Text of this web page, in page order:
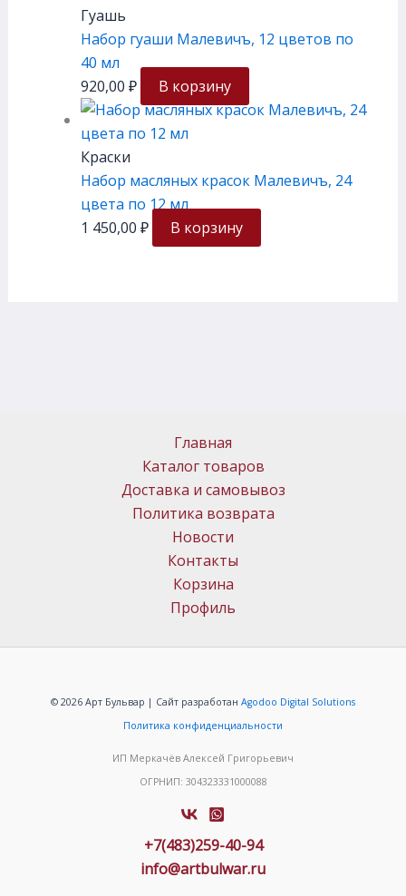
Гуашь
Набор гуаши Малевичъ, 12 цветов по
40 мл
920,00 ₽ В корзину
Краски
Набор масляных красок Малевичъ, 24
цвета по 12 мл
1 450,00 ₽ В корзину
Главная
Каталог товаров
Доставка и самовывоз
Политика возврата
Новости
Контакты
Корзина
Профиль
© 2026 Арт Бульвар | Сайт разработан Agodoo Digital Solutions
Политика конфиденциальности
ИП Меркачёв Алексей Григорьевич
ОГРНИП: 304323331000088
+7(483)259-40-94
info@artbulwar.ru